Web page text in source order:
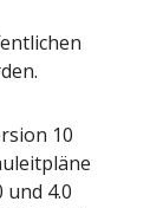
10
und 4.0